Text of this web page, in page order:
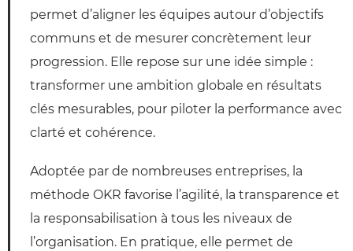
permet d’aligner les équipes autour d’objectifs
communs et de mesurer concrètement leur
progression. Elle repose sur une idée simple :
transformer une ambition globale en résultats
clés mesurables, pour piloter la performance avec
clarté et cohérence.
Adoptée par de nombreuses entreprises, la
méthode OKR favorise l’agilité, la transparence et
la responsabilisation à tous les niveaux de
l’organisation. En pratique, elle permet de